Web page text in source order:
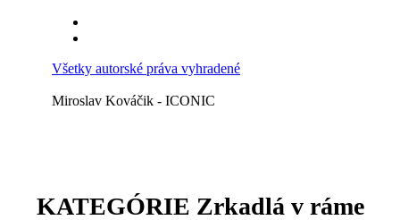
Všetky autorské práva vyhradené
Miroslav Kováčik - ICONIC
KATEGÓRIE Zrkadlá v ráme